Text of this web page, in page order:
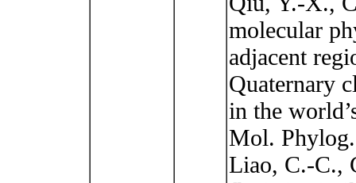
molecular
adjacent
Quaternary
in the
Mol.
Liao, C.-C.,